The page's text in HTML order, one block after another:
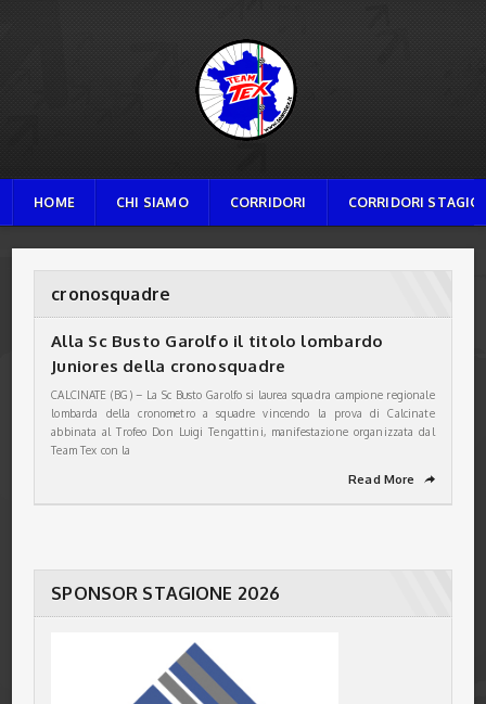
TEAM TEX
HOME CHI SIAMO CORRIDORI CORRIDORI
cronosquadre
Alla Sc Busto Garolfo il titolo lombardo
Juniores della cronosquadre
CALCINATE (BG) – La Sc Busto Garolfo si laurea squadra campione regionale
lombarda della cronometro a squadre vincendo la prova di Calcinate
abbinata al Trofeo Don Luigi Tengattini, manifestazione organizzata dal
Team Tex con la
Read More ➦
SPONSOR STAGIONE 2026